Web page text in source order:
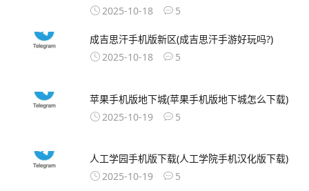
2025-10-18
5
成吉思汗手机版新区(成吉思汗手游好玩吗?)
2025-10-18
5
苹果手机版地下城(苹果手机版地下城怎么下载)
2025-10-19
5
人工学园手机版下载(人工学院手机汉化版下载)
2025-10-19
5